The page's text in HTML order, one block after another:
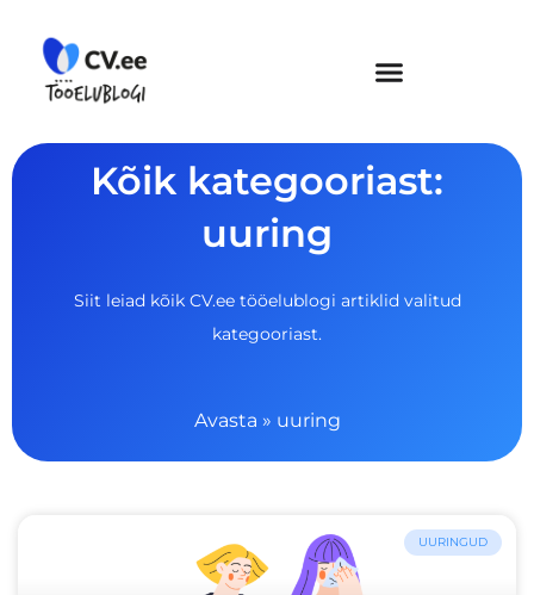
content
Kõik kategooriast:
uuring
Siit leiad kõik CV.ee tööelublogi artiklid valitud
kategooriast.
Avasta » uuring
UURINGUD